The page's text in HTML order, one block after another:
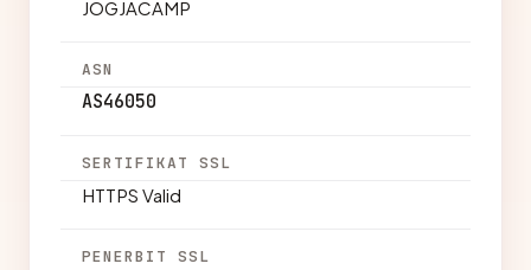
JOGJACAMP
ASN
AS46050
SERTIFIKAT SSL
HTTPS Valid
PENERBIT SSL